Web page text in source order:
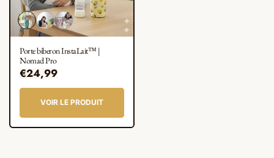
Variante
épuisée
indisponible
Variante
épuisée
indisponible
Variante
épuisée
indisponible
Porte biberon InstaLait™ |
Nomad Pro
Prix
habituel
€24,99
VOIR LE PRODUIT